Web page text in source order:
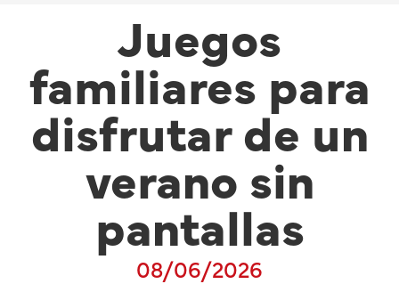
Juegos
familiares para
disfrutar de un
verano sin
pantallas
08/06/2026